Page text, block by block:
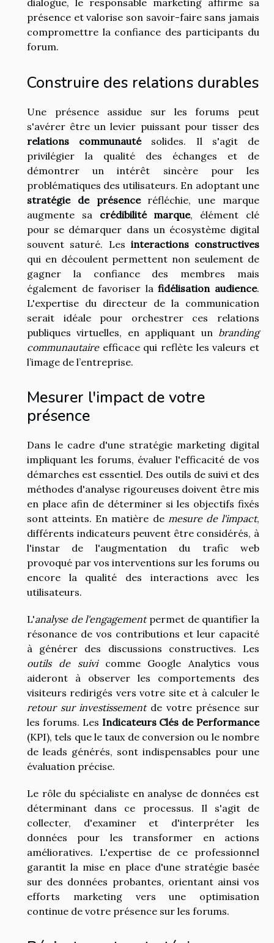
dialogue, le responsable marketing affirme sa
présence et valorise son savoir-faire sans jamais
compromettre la confiance des participants du
forum.
Construire des relations durables
Une présence assidue sur les forums peut
s'avérer être un levier puissant pour tisser des
relations communautésolides. Il s'agit de
privilégier la qualité des échanges et de
démontrer un intérêt sincère pour les
problématiques des utilisateurs. En adoptant une
stratégie de présenceréfléchie, une marque
augmente sa crédibilité marque, élément clé
pour se démarquer dans un écosystème digital
souvent saturé. Les interactions constructives
qui en découlent permettent non seulement de
gagner la confiance des membres mais
également de favoriser lafidélisation audience.
L'expertise du directeur de la communication
serait idéale pour orchestrer ces relations
publiques virtuelles, en appliquant un branding
communautaireefficace qui reflète les valeurs et
l’image de l’entreprise.
Mesurer l'impact de votre
présence
Dans le cadre d'une stratégie marketing digital
impliquant les forums, évaluer l'efficacité de vos
démarches est essentiel. Des outils de suivi et des
méthodes d'analyse rigoureuses doivent être mis
en place afin de déterminer si les objectifs fixés
sont atteints. En matière de mesure de l'impact,
différents indicateurs peuvent être considérés, à
l'instar de l'augmentation du trafic web
provoqué par vos interventions sur les forums ou
encore la qualité des interactions avec les
utilisateurs.
L'analyse de l'engagementpermet de quantifier la
résonance de vos contributions et leur capacité
à générer des discussions constructives. Les
outils de suivicomme Google Analytics vous
aideront à observer les comportements des
visiteurs redirigés vers votre site et à calculer le
retour sur investissementde votre présence sur
les forums. Les Indicateurs Clés de Performance
(KPI), tels que le taux de conversion ou le nombre
de leads générés, sont indispensables pour une
évaluation précise.
Le rôle du spécialiste en analyse de données est
déterminant dans ce processus. Il s'agit de
collecter, d'examiner et d'interpréter les
données pour les transformer en actions
amélioratives. L'expertise de ce professionnel
garantit la mise en place d'une stratégie basée
sur des données probantes, orientant ainsi vos
efforts marketing vers une optimisation
continue de votre présence sur les forums.